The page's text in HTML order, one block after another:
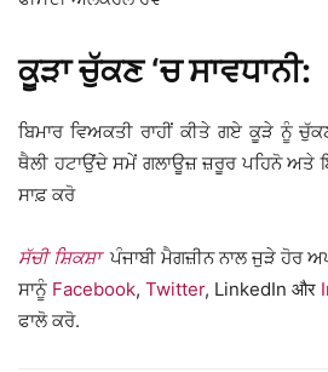
ਕੂੜਾ ਚੁੱਕਣ ‘ਚ ਸਾਵਧਾਨੀ:
ਬਿਮਾਰ ਵਿਅਕਤੀ ਰਾਹੀਂ ਕੀਤੇ ਗਏ ਕੂੜੇ ਨੂੰ
ਥੈਲੀ ਹਟਾਉਂਦੇ ਸਮੇਂ ਗਲਾਊਜ਼ ਜ਼ਰੂਰ ਪਹਿਨੋ ਅਤੇ
ਸਾਫ਼ ਕਰੋ
ਸੱਚੀ ਸ਼ਿਕਸ਼ਾ ਪੰਜਾਬੀ ਮੈਗਜ਼ੀਨ ਨਾਲ ਜੁੜੇ ਹੋਰ
ਸਾਨੂੰ Facebook, Twitter, LinkedIn और
ਫਾਲੋ ਕਰੋ.